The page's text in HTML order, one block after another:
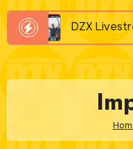
DZX Livestream